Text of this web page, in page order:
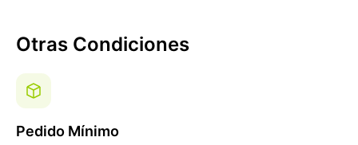
Otras Condiciones
Pedido Mínimo